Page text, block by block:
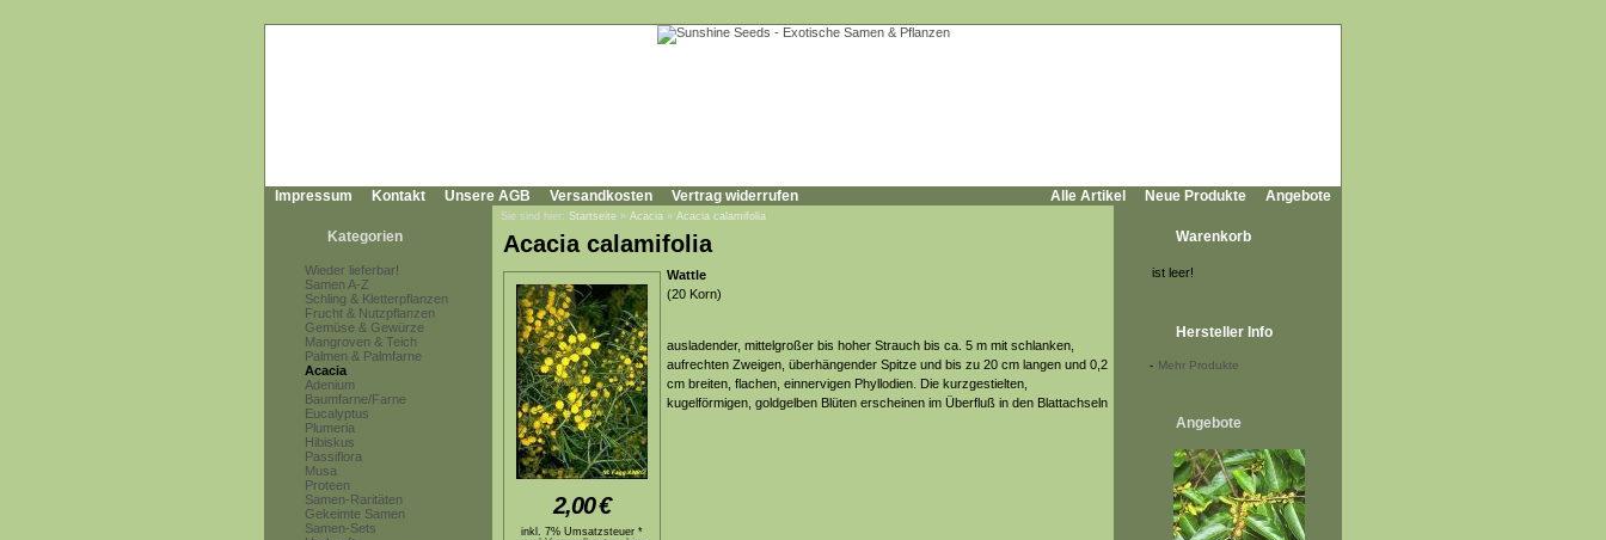
Impressum Kontakt Unsere AGB Versandkosten Vertrag widerrufen Alle Artikel Neue Produkte Angebote
Kategorien
Wieder lieferbar!
Samen A-Z
Schling & Kletterpflanzen
Frucht & Nutzpflanzen
Gemüse & Gewürze
Mangroven & Teich
Palmen & Palmfarne
Acacia
Adenium
Baumfarne/Farne
Eucalyptus
Plumeria
Hibiskus
Passiflora
Musa
Proteen
Samen-Raritäten
Gekeimte Samen
Samen-Sets
Sie sind hier: Startseite » Acacia » Acacia calamifolia
Acacia calamifolia
2,00€
inkl. 7% Umsatzsteuer *
Wattle
(20 Korn)
ausladender, mittelgroßer bis hoher Strauch bis ca. 5 m mit schlanken,
aufrechten Zweigen, überhängender Spitze und bis zu 20 cm langen und 0,2
cm breiten, flachen, einnervigen Phyllodien. Die kurzgestielten,
kugelförmigen, goldgelben Blüten erscheinen im Überfluß in den Blattachseln
Warenkorb
ist leer!
Hersteller Info
- Mehr Produkte
Angebote